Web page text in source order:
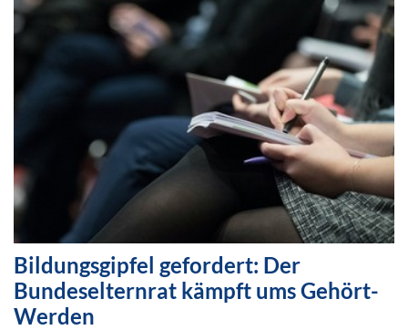
Bildungsgipfel gefordert: Der
Bundeselternrat kämpft ums Gehört-
Werden